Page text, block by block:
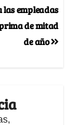
las empleadas
de mitad
de año